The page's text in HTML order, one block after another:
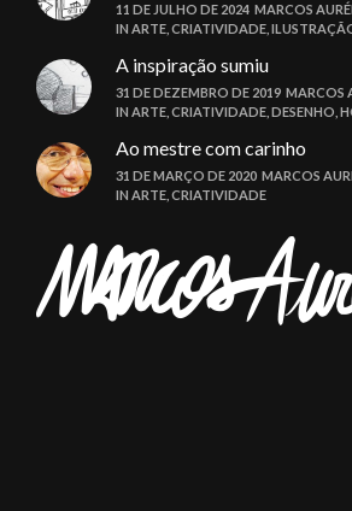
11 DE JULHO DE 2024 MARCOS
IN ARTE CRIATIVIDADE
A inspiração sumiu
31 DE DEZEMBRO DE 2019 MARCOS
IN ARTE CRIATIVIDADE DESENHO
Ao mestre com carinho
31 DE MARÇO DE 2020 MARCOS
IN ARTE CRIATIVIDADE